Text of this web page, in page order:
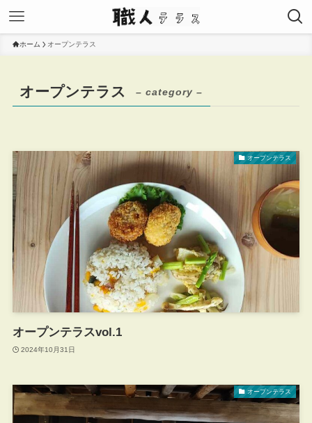
ホーム オープンテラス
オープンテラス – category –
オープンテラス
オープンテラスvol.1
2024年10月31日
オープンテラス